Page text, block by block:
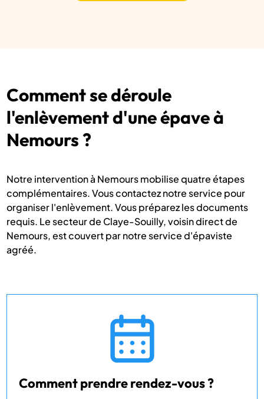
Comment se déroule
l'enlèvement d'une épave à
Nemours ?
Notre intervention à Nemours mobilise quatre étapes
complémentaires. Vous contactez notre service pour
organiser l'enlèvement. Vous préparez les documents
requis. Le secteur de Claye-Souilly, voisin direct de
Nemours, est couvert par notre service d'épaviste
agréé.
Comment prendre rendez-vous ?